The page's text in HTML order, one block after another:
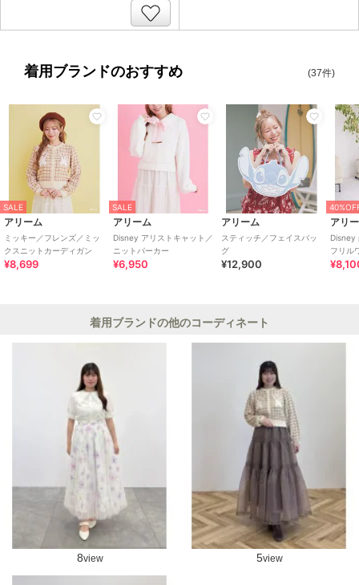
着用ブランドのおすすめ (37件)
SALE
アリーム
ミッキー／フレンズ／ミッ
クスニットカーディガン
¥8,699
SALE
アリーム
Disney アリストキャット／
ニットパーカー
¥6,950
アリーム
スティッチ／フェイスバッ
グ
¥12,900
アリ
Disney
フリル
着用ブランドの他のコーディネート
8view 5view